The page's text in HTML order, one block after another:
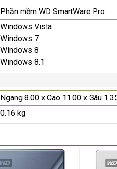
để nhận báo giá tốt
Phần mềm WD SmartWare Pro
Windows Vista
Windows 7
Windows 8
Windows 8.1
Ngang 8.00 x Cao 11.00 x Sâu
0.16 kg